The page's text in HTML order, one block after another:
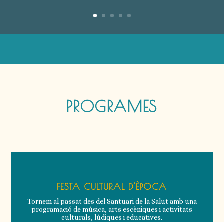
PROGRAMES
FESTA CULTURAL D'ÈPOCA
Tornem al passat des del Santuari de la Salut amb una
programació de música, arts escèniques i activitats
culturals, lúdiques i educatives.